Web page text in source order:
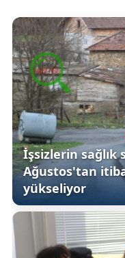
İşsizlerin sağlık
Ağustos'tan
yükseliyor